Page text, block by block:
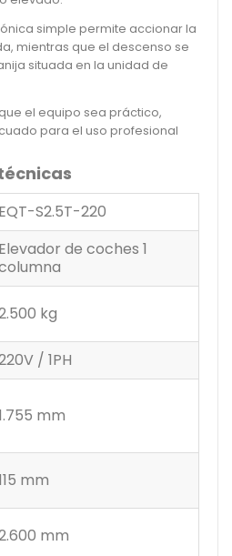
simple permite accionar la
mientras que el descenso se
situada en la unidad de
el equipo sea práctico,
para el uso profesional
EQT-S2.5T-220
Elevador de coches 1
kg
/ 1PH
mm
mm
mm